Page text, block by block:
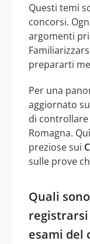
Questi temi
concorsi.
argomenti
prepararti
Per una
aggiornato
di controllare
Romagna.
preziose sui
sulle prove
Quali
esami del